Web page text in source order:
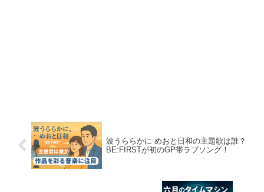
波うららかに めおと日和の主題歌は誰？
BE:FIRSTが初のGP帯ラブソング！